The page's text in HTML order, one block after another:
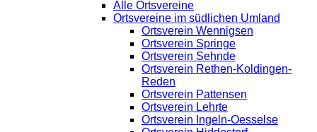
Alle Ortsvereine
Ortsvereine im südlichen Umland
Ortsverein Wennigsen
Ortsverein Springe
Ortsverein Sehnde
Ortsverein Rethen-Koldingen-
Reden
Ortsverein Pattensen
Ortsverein Lehrte
Ortsverein Ingeln-Oesselse